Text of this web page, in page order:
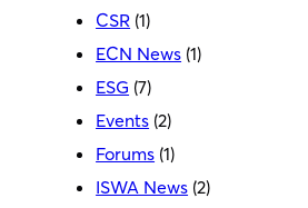
CSR (1)
ECN News (1)
ESG (7)
Events (2)
Forums (1)
ISWA News (2)